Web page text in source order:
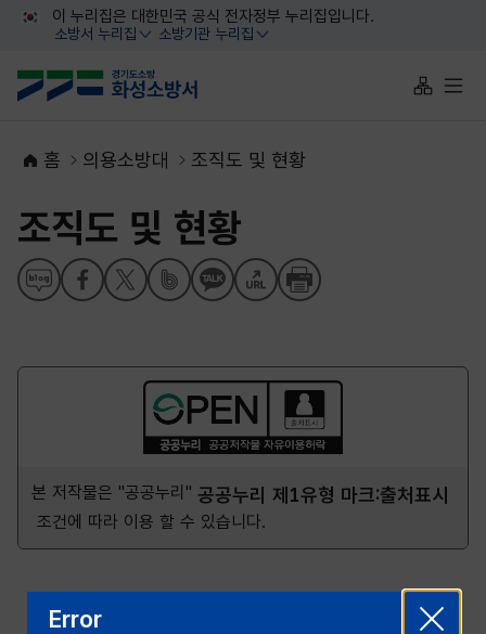
대메뉴 바로가기
본문 바로가기
이 누리집은 대한민국 공식 전자정부 누리집입니다.
소방서 누리집
열기
소방기관 누리집
열기
사이트맵
전체
홈 의용소방대 조직도 및 현황
조직도 및 현황
본 저작물은 "공공누리" 공공누리 제1유형 마크:출처표시
조건에 따라 이용 할 수 있습니다.
Error